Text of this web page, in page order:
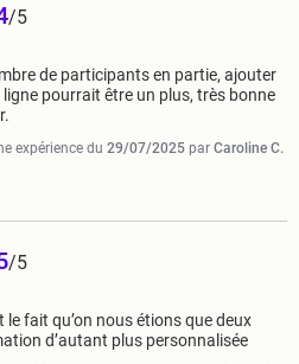
/5
de participants en partie, ajouter
pourrait être un plus, très bonne
expérience du 29/07/2025 par Caroline C.
/5
fait qu’on nous étions que deux
d’autant plus personnalisée